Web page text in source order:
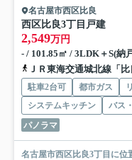
名古屋市西区比良
西区比良3丁目戸建
2,549万円
- / 101.85㎡ / 3LDK＋S(納
ＪＲ東海交通城北線「
駐車2台可 都市ガス
システムキッチン
バス
パノラマ
名古屋市西区比良3丁目に位